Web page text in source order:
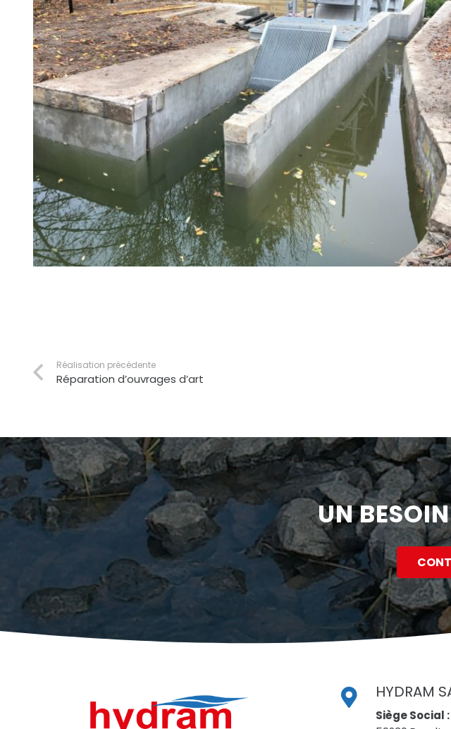
Réalisation précédente
Réparation d’ouvrages d’art
UN
HYDRAM
Siège Social :